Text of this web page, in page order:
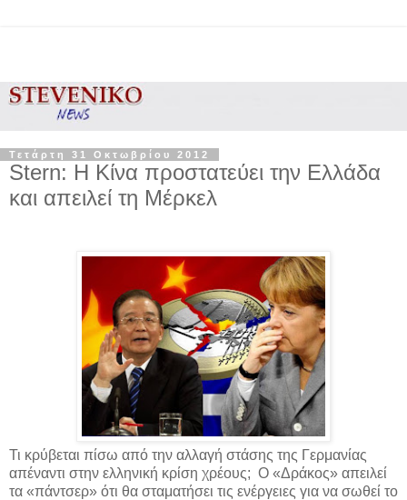
Τετάρτη 31 Οκτωβρίου 2012
Stern: Η Κίνα προστατεύει την Ελλάδα
και απειλεί τη Μέρκελ
Τι κρύβεται πίσω από την αλλαγή στάσης της Γερμανίας
απέναντι στην ελληνική κρίση χρέους; Ο «Δράκος» απειλεί
τα «πάντσερ» ότι θα σταματήσει τις ενέργειες για να σωθεί το